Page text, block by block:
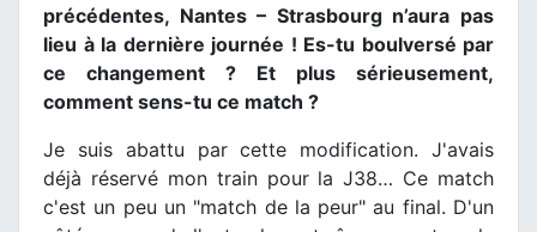
précédentes, Nantes – Strasbourg n’aura pas
lieu à la dernière journée ! Es-tu boulversé par
ce changement ? Et plus sérieusement,
comment sens-tu ce match ?
Je suis abattu par cette modification. J'avais
déjà réservé mon train pour la J38… Ce match
c'est un peu un "match de la peur" au final. D'un